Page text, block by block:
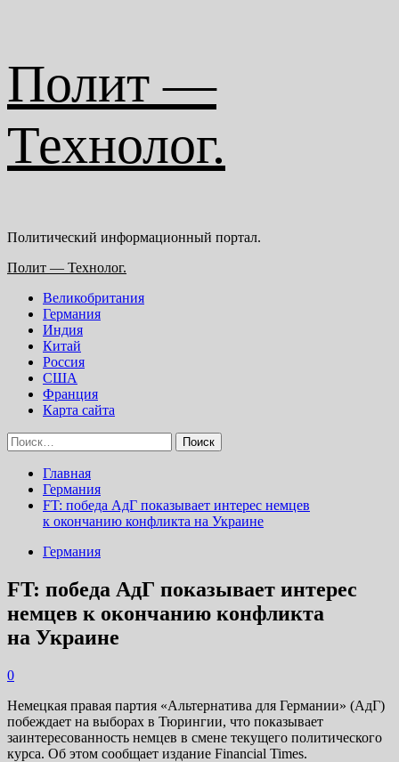
содержимому
Полит —
Технолог.
Политический информационный портал.
Основное
Полит — Технолог.
Великобритания
Германия
Индия
Китай
Россия
США
Франция
Карта сайта
Найти:
Главная
Германия
FT: победа АдГ показывает интерес немцев
к окончанию конфликта на Украине
Германия
FT: победа АдГ показывает интерес
немцев к окончанию конфликта
на Украине
0
Немецкая правая партия «Альтернатива для Германии» (АдГ)
побеждает на выборах в Тюрингии, что показывает
заинтересованность немцев в смене текущего политического
курса. Об этом сообщает издание Financial Times.